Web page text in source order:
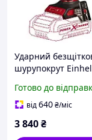
Ударний
шурупокрут
В, двошвидкісний,
АКБ)
Готово до
від640₴/міс
3 840₴